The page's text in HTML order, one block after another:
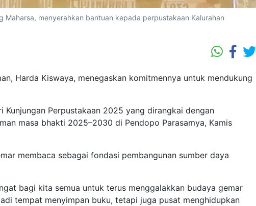
Maharsa, menyerahkan bantuan kepada perpustakaan Kalurahan
Harda Kiswaya, menegaskan komitmennya untuk mendukung
Perpustakaan 2025 yang dirangkai dengan
masa bhakti 2025–2030 di Pendopo Parasamya, Kamis
membaca sebagai fondasi pembangunan sumber daya
bagi kita semua untuk terus menggalakkan budaya gemar
tempat menyimpan buku, tetapi juga pusat menghidupkan